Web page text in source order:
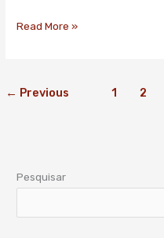
Read More »
← Previous 1 2
Pesquisar